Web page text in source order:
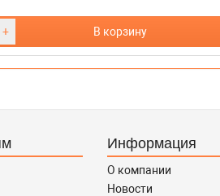
+ В корзину
Информация
О компании
Новости